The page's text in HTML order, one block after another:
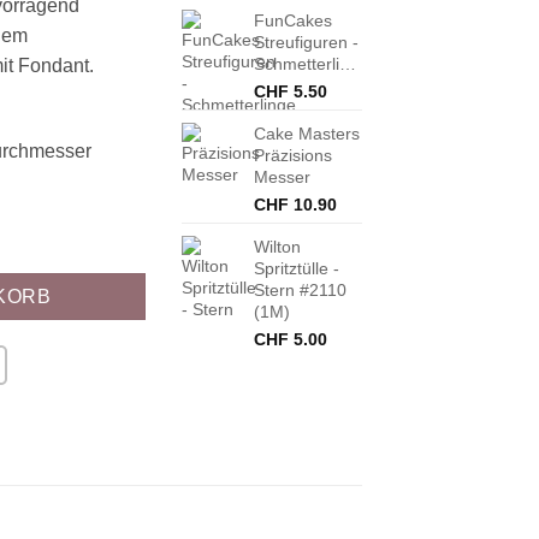
Fondant.
FunCakes
Streufiguren -
Schmetterlinge
CHF 5.50
Cake Masters
Präzisions
Messer
CHF 10.90
Wilton
Spritztülle -
Stern #2110
(1M)
CHF 5.00